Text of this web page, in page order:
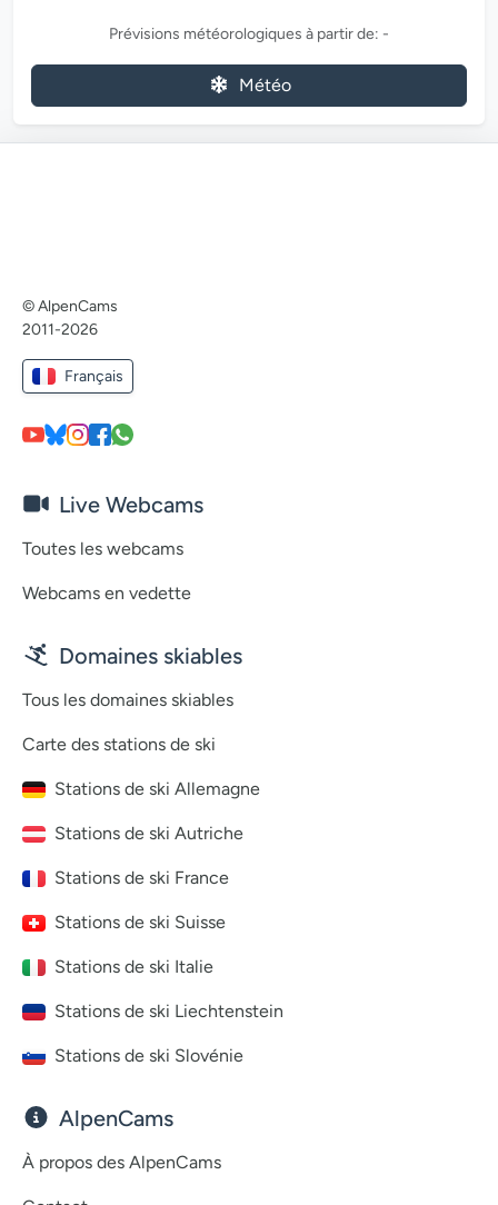
Prévisions météorologiques à partir de: -
Météo
© AlpenCams
2011-2026
Français
Live Webcams
Toutes les webcams
Webcams en vedette
Domaines skiables
Tous les domaines skiables
Carte des stations de ski
Stations de ski Allemagne
Stations de ski Autriche
Stations de ski France
Stations de ski Suisse
Stations de ski Italie
Stations de ski Liechtenstein
Stations de ski Slovénie
AlpenCams
À propos des AlpenCams